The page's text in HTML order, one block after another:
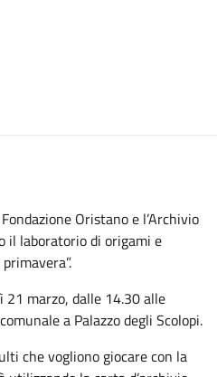
Oristano e l’Archivio
il laboratorio di origami e
21 marzo, dalle 14.30 alle
a Palazzo degli Scolopi.
che vogliono giocare con la